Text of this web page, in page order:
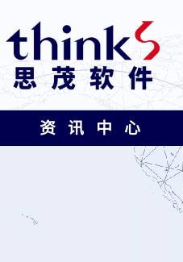
资 讯 中 心